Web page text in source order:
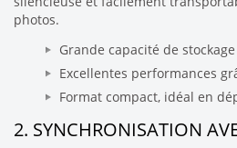
photos.
Grande capacité de stockage
Excellentes performances
Format compact, idéal en
2. SYNCHRONISATION